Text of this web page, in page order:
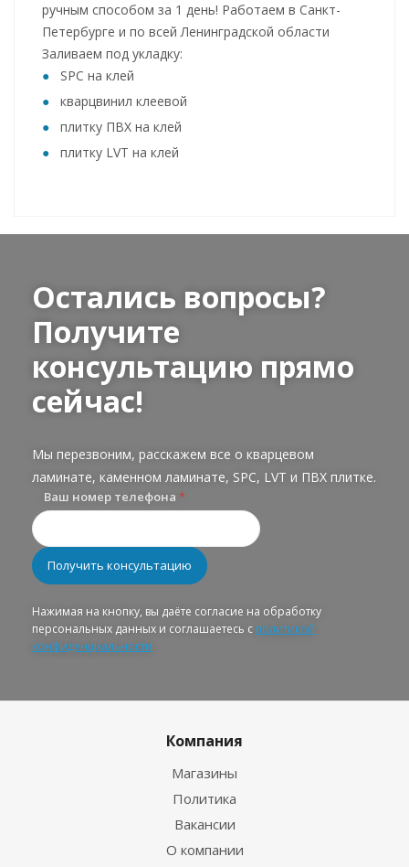
ручным способом за 1 день! Работаем в Санкт-
Петербурге и по всей Ленинградской области
Заливаем под укладку:
SPC на клей
кварцвинил клеевой
плитку ПВХ на клей
плитку LVT на клей
Остались вопросы?
Получите
консультацию прямо
сейчас!
Мы перезвоним, расскажем все о кварцевом
ламинате, каменном ламинате, SPC, LVT и ПВХ плитке.
Ваш номер телефона *
Нажимая на кнопку, вы даёте согласие на обработку
персональных данных и соглашаетесь с политикой
конфиденциальности
Компания
Магазины
Политика
Вакансии
О компании